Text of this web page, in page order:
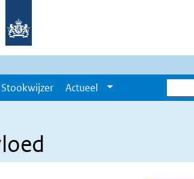
Stookwijzer Actueel
Zoeken